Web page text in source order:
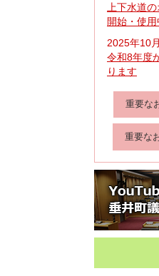
上下水道
開始・使用
2025年10
令和8年度
ります
重要な
重要な